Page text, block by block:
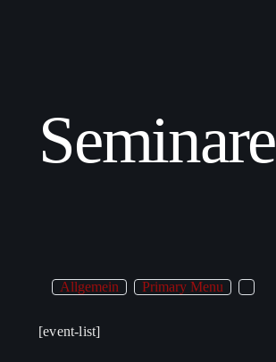
Seminare
Allgemein Primary Menu
[event-list]